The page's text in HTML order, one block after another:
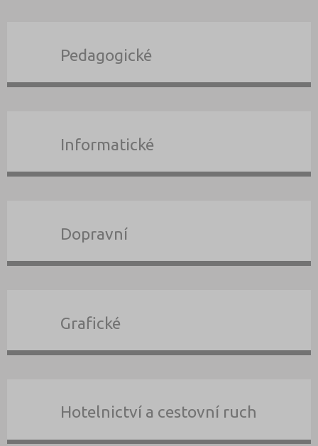
Pedagogické
Informatické
Dopravní
Grafické
Hotelnictví a cestovní ruch